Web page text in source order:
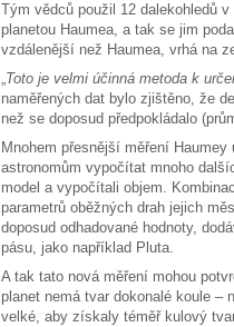
Tým vědců použil 12 dalekohledů
planetou Haumea, a tak se jim
vzdálenější než Haumea, vrhá na
„Toto je velmi účinná metoda k
naměřených dat bylo zjištěno, že
než se doposud předpokládalo
Mnohem přesnější měření Haumey
astronomům vypočítat mnoho
model a vypočítali objem.
parametrů oběžných drah jejich
doposud odhadované hodnoty,
pásu, jako například Pluta.
A tak tato nová měření mohou
planet nemá tvar dokonalé koule –
velké, aby získaly téměř kulový